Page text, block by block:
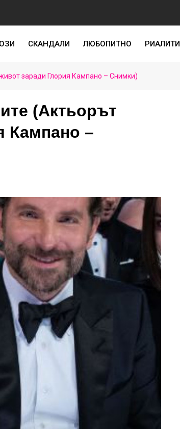
СКАНДАЛИ ЛЮБОПИТНО РИАЛИТИ
заради Глория Кампано – Снимки)
(Актьорът
Кампано –